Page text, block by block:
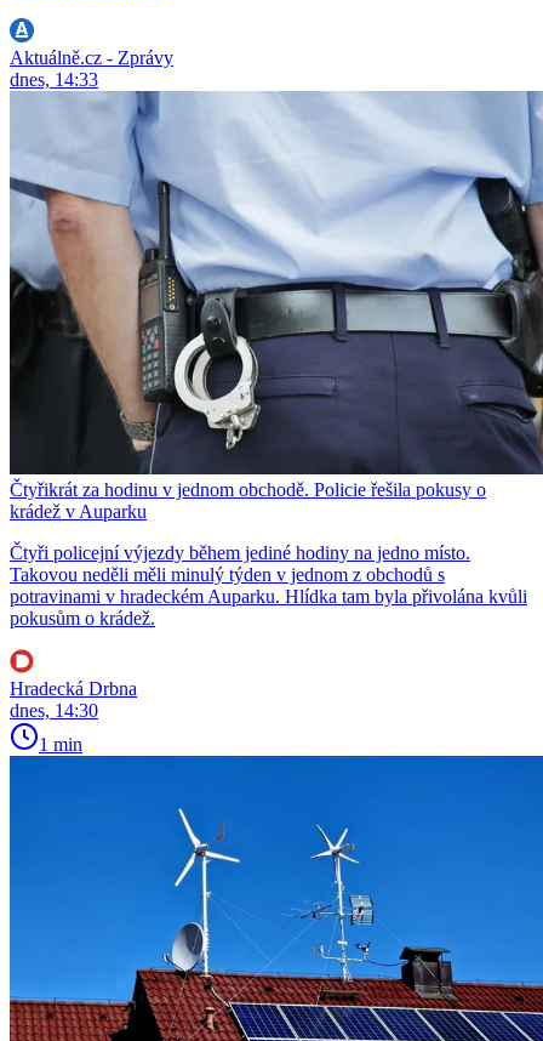
Aktuálně.cz - Zprávy
dnes, 14:33
Čtyřikrát za hodinu v jednom obchodě. Policie řešila pokusy o
krádež v Auparku
Čtyři policejní výjezdy během jediné hodiny na jedno místo.
Takovou neděli měli minulý týden v jednom z obchodů s
potravinami v hradeckém Auparku. Hlídka tam byla přivolána kvůli
pokusům o krádež.
Hradecká Drbna
dnes, 14:30
1 min